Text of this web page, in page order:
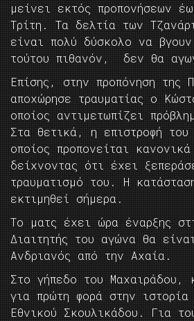
μείνει εκτός προπονήσεων
Τρίτη. Τα δελτία των
είναι πολύ δύσκολο να
τούτου πιθανόν, δεν θα
Επίσης, στην προπόνηση της
αποχώρησε τραυματίας ο
οποίος αντιμετωπίζει
Στα θετικά, η επιστροφή
οποίος προπονείται
δείχνοντας ότι έχει
τραυματισμό του. Η
εκτιμηθεί σήμερα.
Το ματς έχει ώρα έναρξης
Διαιτητής του αγώνα θα
Ανδριανός από την Αχαία.
Στο γήπεδο του Μαχαιράδου,
για πρώτη φορά στην
Εθνικού Σκουλικάδου. Για